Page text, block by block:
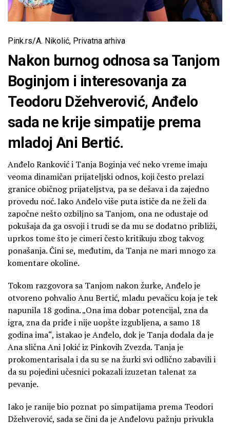
Pink.rs/A. Nikolić, Privatna arhiva
Nakon burnog odnosa sa Tanjom
Boginjom i interesovanja za
Teodoru Džehverović, Anđelo
sada ne krije simpatije prema
mladoj Ani Bertić.
Anđelo Ranković i Tanja Boginja već neko vreme imaju
veoma dinamičan prijateljski odnos, koji često prelazi
granice običnog prijateljstva, pa se dešava i da zajedno
provedu noć. Iako Anđelo više puta ističe da ne želi da
započne nešto ozbiljno sa Tanjom, ona ne odustaje od
pokušaja da ga osvoji i trudi se da mu se dodatno približi,
uprkos tome što je cimeri često kritikuju zbog takvog
ponašanja. Čini se, međutim, da Tanja ne mari mnogo za
komentare okoline.
Tokom razgovora sa Tanjom nakon žurke, Anđelo je
otvoreno pohvalio Anu Bertić, mladu pevačicu koja je tek
napunila 18 godina. „Ona ima dobar potencijal, zna da
igra, zna da priđe i nije uopšte izgubljena, a samo 18
godina ima“, istakao je Anđelo, dok je Tanja dodala da je
Ana slična Ani Jokić iz Pinkovih Zvezda. Tanja je
prokomentarisala i da su se na žurki svi odlično zabavili i
da su pojedini učesnici pokazali izuzetan talenat za
pevanje.
Iako je ranije bio poznat po simpatijama prema Teodori
Džehverović, sada se čini da je Anđelovu pažnju privukla